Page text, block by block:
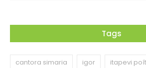
Tags
cantora simaria igor
itapevi